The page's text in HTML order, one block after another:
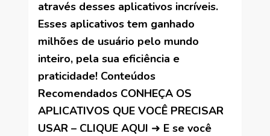
através desses aplicativos incríveis.
Esses aplicativos tem ganhado
milhões de usuário pelo mundo
inteiro, pela sua eficiência e
praticidade! Conteúdos
Recomendados CONHEÇA OS
APLICATIVOS QUE VOCÊ PRECISAR
USAR – CLIQUE AQUI ➜ E se você